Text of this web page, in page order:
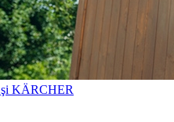
KÄRCHER